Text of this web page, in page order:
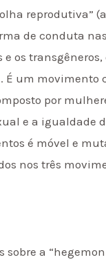
reprodutiva”
de conduta nas
os transgêneros,
É um movimento
por
e a igualdade
é móvel e
nos três
sobre a